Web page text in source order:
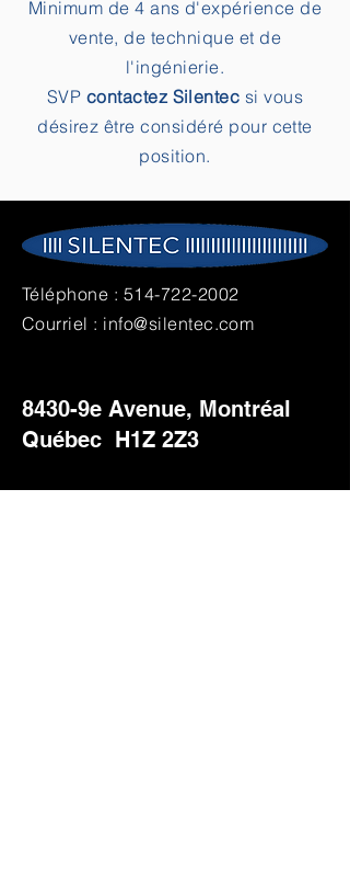
Minimum de 4 ans d'expérience de
vente, de technique et de
l'ingénierie.
SVP contactez Silentec si vous
désirez être considéré pour cette
position.
Téléphone : 514-722-2002
Courriel : info@silentec.com
8430-9e Avenue, Montréal
Québec H1Z 2Z3